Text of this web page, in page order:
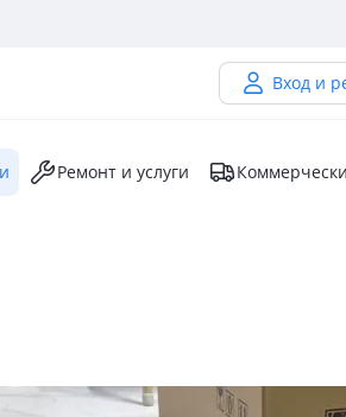
Вход и
Ремонт и услуги